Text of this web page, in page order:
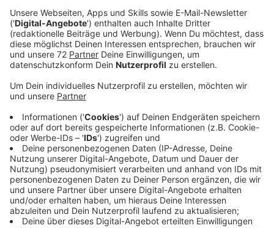
Handy, Schmuck, Uhren und Brillen. Mitmachen
kann jeder. Die Stadt versteigert die Auktions-
Gegenstände an den Meistbietenden.
Veröffentlicht:Montag, 26.07.2021 12:00
Anzeige
Und so funktioniert es:
Nach einer kurzen kostenlosen Anmeldung kann jeder
mitbieten. Die meisten Artikel werden nach dem
"Countdown Prinzip" versteigert. Hier fallen die Preise